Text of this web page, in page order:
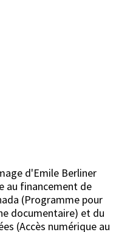
d'Emile Berliner
au financement de
(Programme pour
documentaire) et du
(Accès numérique au